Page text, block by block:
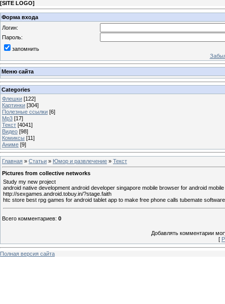
[SITE LOGO]
Форма входа
Логин:
Пароль:
запомнить
Меню сайта
Categories
Флешки [122]
Картинки [304]
Полезные ссылки [6]
Mp3 [17]
Текст [4041]
Видео [98]
Комиксы [11]
Аниме [9]
Главная » Статьи » Юмор и развлечение » Текст
Pictures from collective networks
Study my new project
android native development android developer singapore mobile browser for android
http://sexgames.android.tobuy.in/?stage.faith
htc store best rpg games for android tablet app to make free phone calls tubemate
Всего комментариев: 0
Добавлять комментарии
[
Полная версия сайта